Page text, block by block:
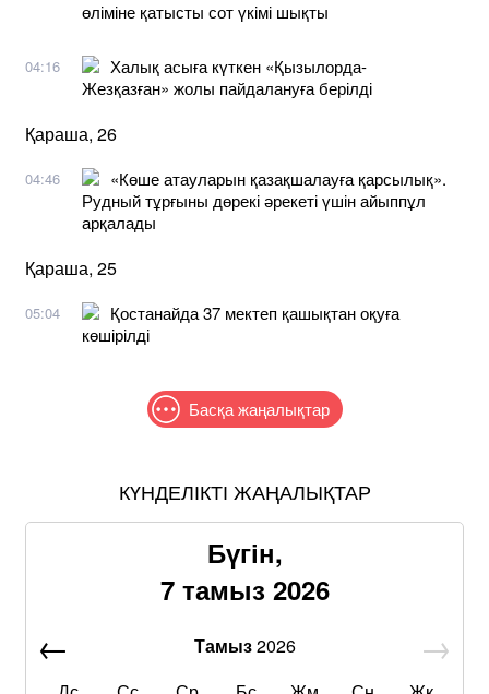
өліміне қатысты сот үкімі шықты
04:16
Халық асыға күткен «Қызылорда-
Жезқазған» жолы пайдалануға берілді
Қараша, 26
04:46
«Көше атауларын қазақшалауға қарсылық».
Рудный тұрғыны дөрекі әрекеті үшін айыппұл
арқалады
Қараша, 25
05:04
Қостанайда 37 мектеп қашықтан оқуға
көшірілді
Басқа жаңалықтар
КҮНДЕЛІКТІ ЖАҢАЛЫҚТАР
Бүгін,
7 тамыз 2026
Тамыз2026